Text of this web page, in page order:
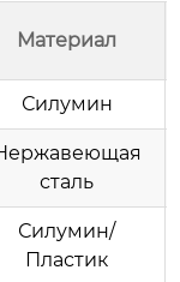
Материал
Силумин
сталь
Силумин/
Пластик